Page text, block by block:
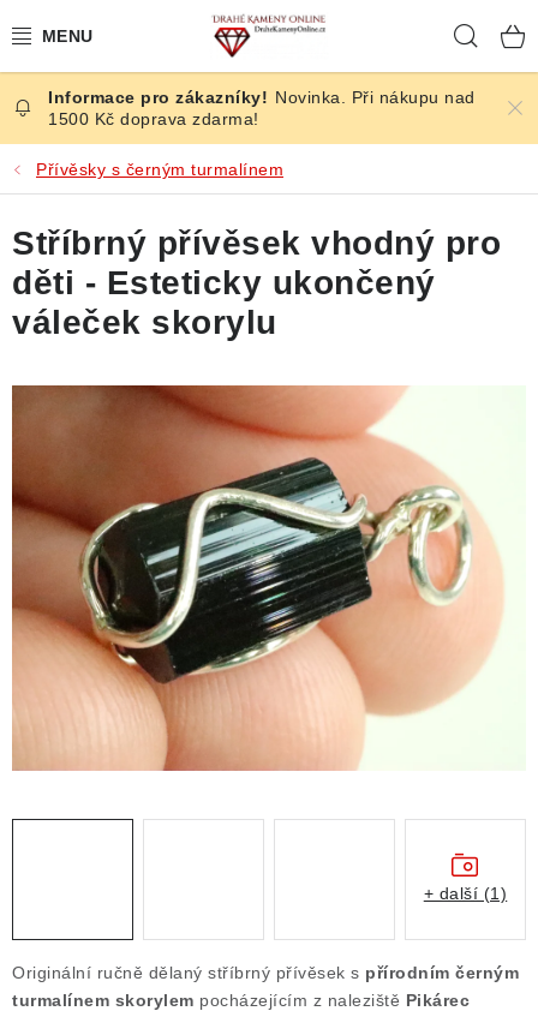
na
ČESKÉ KAMENY
ŠPERKY
KAMENY ZE SVĚTA
BROUŠENÉ
ČLÁNKY
NALEZIŠTĚ
NÁŠ PŘÍBĚH
Výkup minerálů a drahých kamenů
Novinka. Při nákupu nad
1500 Kč doprava zdarma!
Přívěsky s černým turmalínem
Originální ručně dělaný stříbrný přívěsek s přírodním černým
turmalínem skorylem pocházejícím z naleziště Pikárec
Stříbrný přívěsek vhodný pro
děti - Esteticky ukončený
váleček skorylu
+ další (1)